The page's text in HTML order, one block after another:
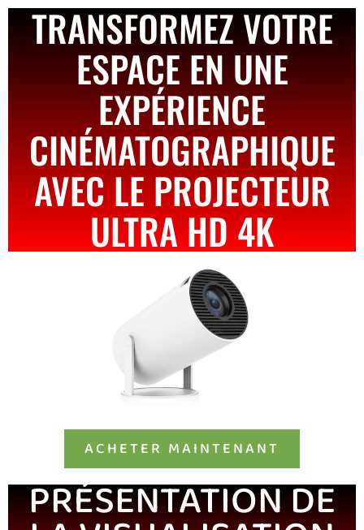
TRANSFORMEZ VOTRE
ESPACE EN UNE
EXPÉRIENCE
CINÉMATOGRAPHIQUE
AVEC LE PROJECTEUR
ULTRA HD 4K
ACHETER MAINTENANT
PRÉSENTATION DE